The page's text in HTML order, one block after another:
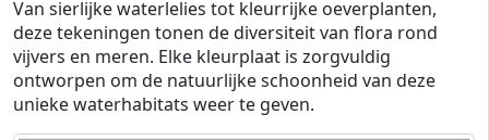
Van sierlijke waterlelies tot kleurrijke oeverplanten,
deze tekeningen tonen de diversiteit van flora rond
vijvers en meren. Elke kleurplaat is zorgvuldig
ontworpen om de natuurlijke schoonheid van deze
unieke waterhabitats weer te geven.